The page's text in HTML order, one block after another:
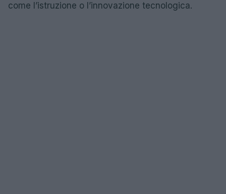
come l’istruzione o l’innovazione tecnologica.